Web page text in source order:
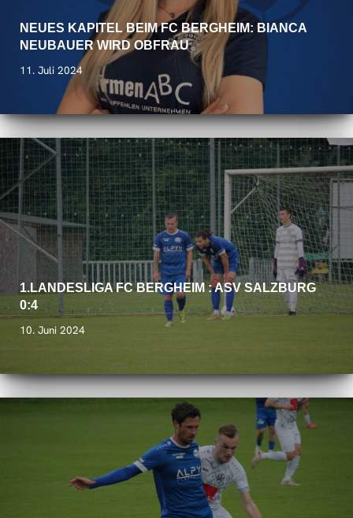
NEUES KAPITEL BEIM FC BERGHEIM: BIANCA
NEUBAUER WIRD OBFRAU
11. Juli 2024
1.LANDESLIGA FC BERGHEIM : ASV SALZBURG
0:4
10. Juni 2024